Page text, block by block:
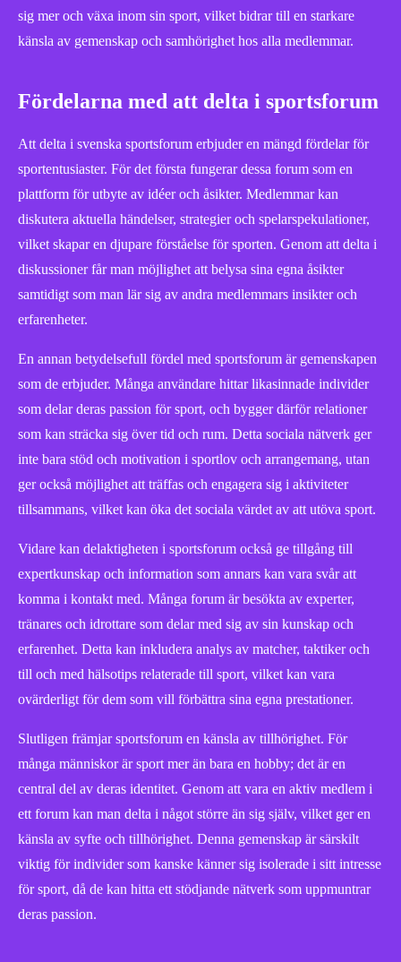
sig mer och växa inom sin sport, vilket bidrar till en starkare
känsla av gemenskap och samhörighet hos alla medlemmar.
Fördelarna med att delta i sportsforum
Att delta i svenska sportsforum erbjuder en mängd fördelar för
sportentusiaster. För det första fungerar dessa forum som en
plattform för utbyte av idéer och åsikter. Medlemmar kan
diskutera aktuella händelser, strategier och spelarspekulationer,
vilket skapar en djupare förståelse för sporten. Genom att delta i
diskussioner får man möjlighet att belysa sina egna åsikter
samtidigt som man lär sig av andra medlemmars insikter och
erfarenheter.
En annan betydelsefull fördel med sportsforum är gemenskapen
som de erbjuder. Många användare hittar likasinnade individer
som delar deras passion för sport, och bygger därför relationer
som kan sträcka sig över tid och rum. Detta sociala nätverk ger
inte bara stöd och motivation i sportlov och arrangemang, utan
ger också möjlighet att träffas och engagera sig i aktiviteter
tillsammans, vilket kan öka det sociala värdet av att utöva sport.
Vidare kan delaktigheten i sportsforum också ge tillgång till
expertkunskap och information som annars kan vara svår att
komma i kontakt med. Många forum är besökta av experter,
tränares och idrottare som delar med sig av sin kunskap och
erfarenhet. Detta kan inkludera analys av matcher, taktiker och
till och med hälsotips relaterade till sport, vilket kan vara
ovärderligt för dem som vill förbättra sina egna prestationer.
Slutligen främjar sportsforum en känsla av tillhörighet. För
många människor är sport mer än bara en hobby; det är en
central del av deras identitet. Genom att vara en aktiv medlem i
ett forum kan man delta i något större än sig själv, vilket ger en
känsla av syfte och tillhörighet. Denna gemenskap är särskilt
viktig för individer som kanske känner sig isolerade i sitt intresse
för sport, då de kan hitta ett stödjande nätverk som uppmuntrar
deras passion.